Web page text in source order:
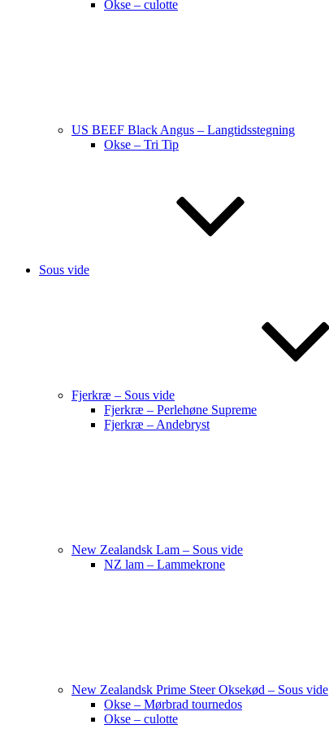
Okse – culotte
US BEEF Black Angus – Langtidsstegning
Okse – Tri Tip
Sous vide
Fjerkræ – Sous vide
Fjerkræ – Perlehøne Supreme
Fjerkræ – Andebryst
New Zealandsk Lam – Sous vide
NZ lam – Lammekrone
New Zealandsk Prime Steer Oksekød – Sous vide
Okse – Mørbrad tournedos
Okse – culotte